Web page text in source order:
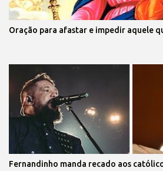
Oração para afastar e impedir aquele
Fernandinho manda recado aos